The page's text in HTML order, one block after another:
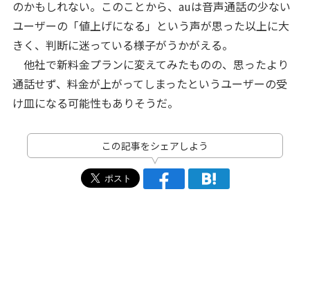
のかもしれない。このことから、auは音声通話の少ない
ユーザーの「値上げになる」という声が思った以上に大
きく、判断に迷っている様子がうかがえる。
他社で新料金プランに変えてみたものの、思ったより
通話せず、料金が上がってしまったというユーザーの受
け皿になる可能性もありそうだ。
この記事をシェアしよう